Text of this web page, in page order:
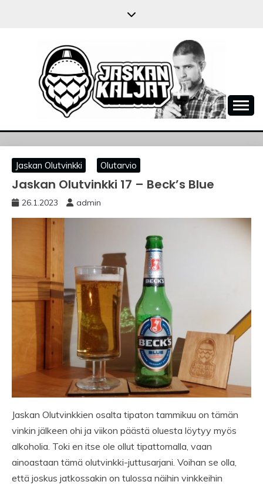
JASKANKALJAT
Jaskan Olutvinkki Olutarvio
Jaskan Olutvinkki 17 – Beck’s Blue
26.1.2023 admin
Jaskan Olutvinkkien osalta tipaton tammikuu on tämän
vinkin jälkeen ohi ja viikon päästä oluesta löytyy myös
alkoholia. Toki en itse ole ollut tipattomalla, vaan
ainoastaan tämä olutvinkki-juttusarjani. Voihan se olla,
että joskus jatkossakin on tulossa näihin vinkkeihin